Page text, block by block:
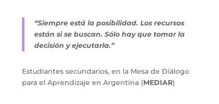
“Siempre está la posibilidad. Los recursos
están si se buscan. Sólo hay que tomar la
decisión y ejecutarla.”
Estudiantes secundarios, en la Mesa de Diálogo
para el Aprendizaje en Argentina (MEDIAR)